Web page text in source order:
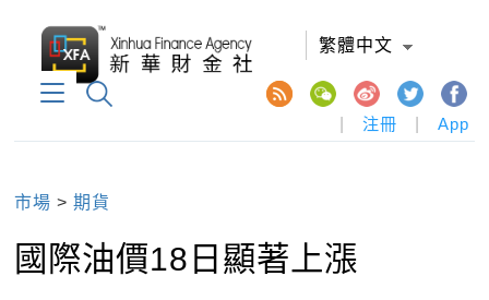
繁體中文
注冊 App
市場 >期貨
國際油價18日顯著上漲